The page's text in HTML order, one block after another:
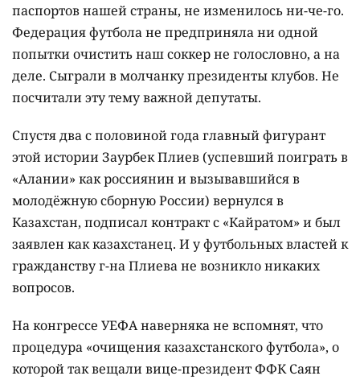
паспортов нашей страны, не изменилось ни-че-го.
Федерация футбола не предприняла ни одной
попытки очистить наш соккер не голословно, а на
деле. Сыграли в молчанку президенты клубов. Не
посчитали эту тему важной депутаты.
Спустя два с половиной года главный фигурант
этой истории Заурбек Плиев (успевший поиграть в
«Алании» как россиянин и вызывавшийся в
молодёжную сборную России) вернулся в
Казахстан, подписал контракт с «Кайратом» и был
заявлен как казахстанец. И у футбольных властей к
гражданству г-на Плиева не возникло никаких
вопросов.
На конгрессе УЕФА наверняка не вспомнят, что
процедура «очищения казахстанского футбола», о
которой так вещали вице-президент ФФК Саян